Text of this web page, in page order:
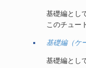
基礎編とし
このチュー
基礎編（ケ
基礎編とし